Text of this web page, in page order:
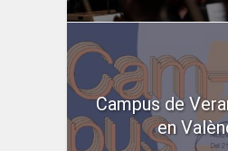
Campus de
en